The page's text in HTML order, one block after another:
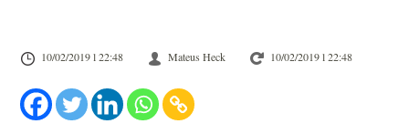
10/02/2019 l 22:48 Mateus Heck 10/02/2019 l 22:48